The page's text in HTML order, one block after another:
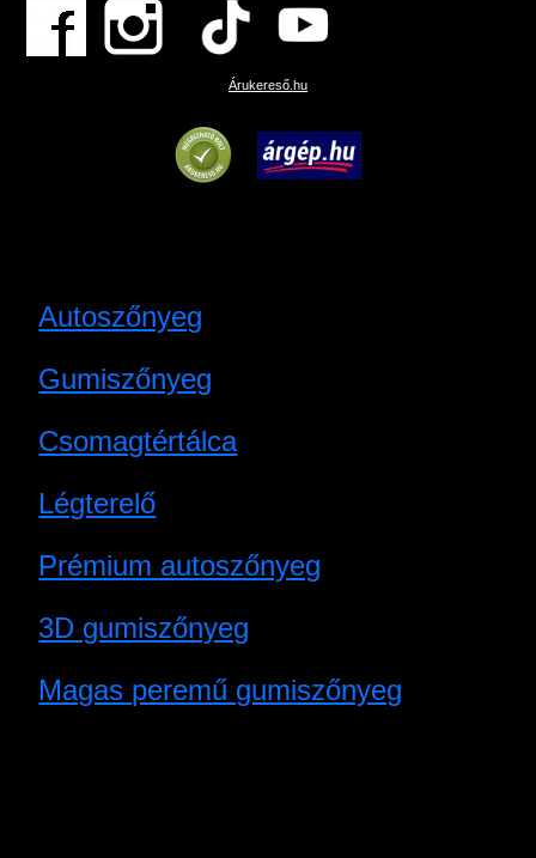
Árukereső.hu
Autoszőnyeg
Gumiszőnyeg
Csomagtértálca
Légterelő
Prémium autoszőnyeg
3D gumiszőnyeg
Magas peremű gumiszőnyeg